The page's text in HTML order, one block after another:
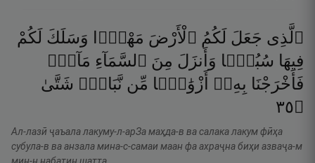
ٱلَّذِى جَعَلَ لَكُمُ ٱلْأَرْضَ مَهْدًۭا وَسَلَكَ لَكُمْ
فِيهَا سُبُلًۭا وَأَنزَلَ مِنَ ٱلسَّمَآءِ مَآءًۭ
فَأَخْرَجْنَا بِهِۦٓ أَزْوَٰجًۭا مِّن نَّبَاتٍۢ شَتَّىٰ
۝٥٣
Ал-лазӣ ҷаъала лакуму-л-арЗа маҳда-в ва салака лакум фӣҳа
субула-в ва анзала мина-с-самаи маан фа ахраҷна биҳи азваҷа-м